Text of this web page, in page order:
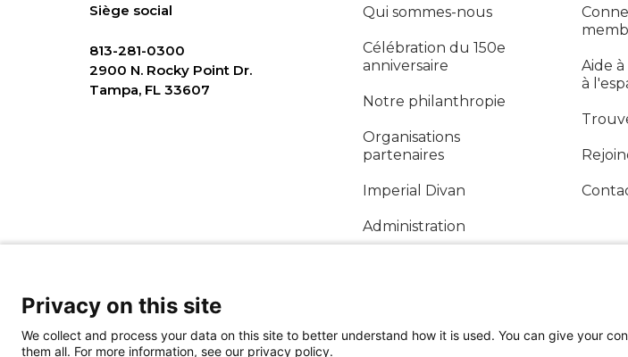
Siège social
813-281-0300
2900 N. Rocky Point Dr.
Tampa, FL 33607
Qui sommes-nous
Célébration du 150e
anniversaire
Notre philanthropie
Organisations
partenaires
Imperial Divan
Administration
Aide
à
SUIVEZ-NOUS SUR LES
Privacy on this site
We collect and process your data on this site to better understand how it is used. You can give your
them all. For more information, see our privacy policy.